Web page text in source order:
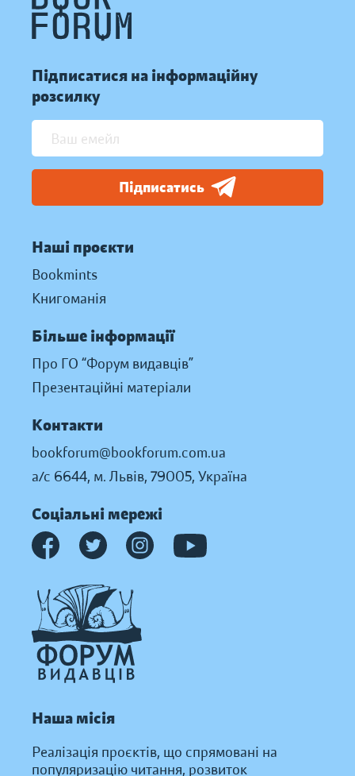
Підписатися на інформаційну
розсилку
Підписатись
Наші проєкти
Bookmints
Книгоманія
Більше інформації
Про ГО “Форум видавців”
Презентаційні матеріали
Контакти
bookforum@bookforum.com.ua
а/с 6644, м. Львів, 79005, Україна
Соціальні мережі
Наша місія
Реалізація проєктів, що спрямовані на
популяризацію читання, розвиток